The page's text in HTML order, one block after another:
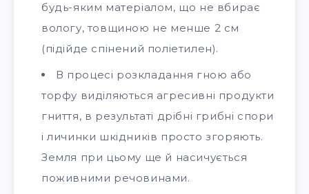
будь-яким матеріалом, що не вбирає
вологу, товщиною не менше 2 см
(підійде спінений поліетилен).
В процесі розкладання гною або
торфу виділяються агресивні продукти
гниття, в результаті дрібні грибні спори
і личинки шкідників просто згоряють.
Земля при цьому ще й насичується
поживними речовинами.